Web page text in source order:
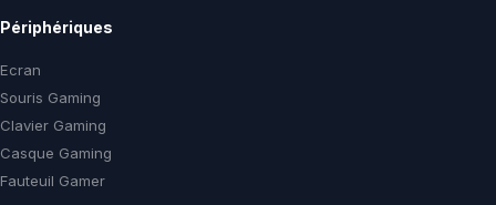
Périphériques
Ecran
Souris Gaming
Clavier Gaming
Casque Gaming
Fauteuil Gamer